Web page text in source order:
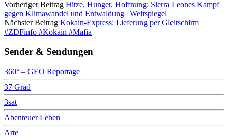
Vorheriger Beitrag Hitze, Hunger, Hoffnung: Sierra Leones Kampf
gegen Klimawandel und Entwaldung | Weltspiegel
Nächster Beitrag Kokain-Express: Lieferung per Gleitschirm
#ZDFinfo #Kokain #Mafia
Sender & Sendungen
360° – GEO Reportage
37 Grad
3sat
Abenteuer Leben
Arte